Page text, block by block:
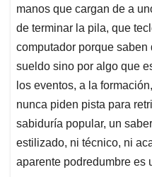
manos que cargan de a
de terminar la pila, que
computador porque
sueldo sino por algo que
los eventos, a la
nunca piden pista para
sabiduría popular, un
estilizado, ni técnico, ni
aparente podredumbre es